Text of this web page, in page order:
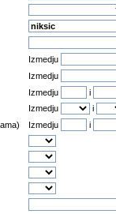
Izmedju
Izmedju
Izmedju
i
Izmedju
i
Izmedju
i